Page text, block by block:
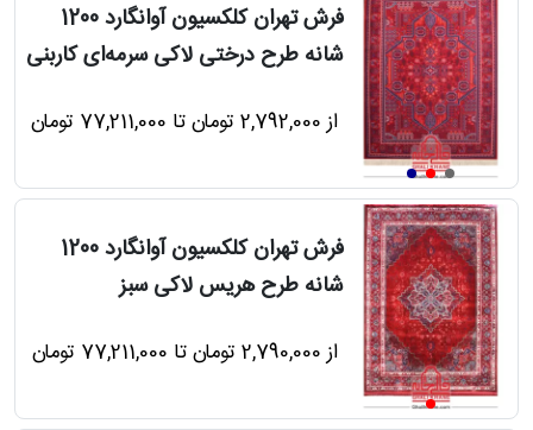
ها
راهنمای
خرید
فرش تهران کلکسیون آوانگارد 1200
شانه طرح درختی لاکی سرمه‌ای کاربنی
از 2,792,000 تومان تا 77,211,000 تومان
فرش تهران کلکسیون آوانگارد 1200
شانه طرح هریس لاکی سبز
از 2,790,000 تومان تا 77,211,000 تومان